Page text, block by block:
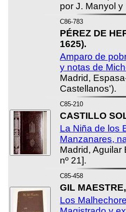
por J. Manyol
C86-783
PÉREZ DE
1625).
Amparo de
y notas de
Madrid,
Castellanos').
C85-210
CASTILLO
La Niña de los
Manzanares,
Madrid, Aguilar
nº 21].
C85-458
GIL
Los